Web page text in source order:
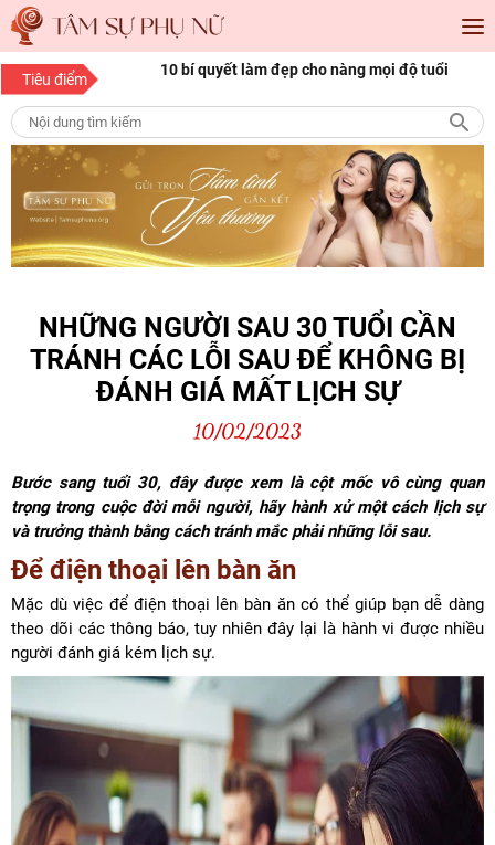
Tiêu điểm
Sài Gòn cho
10 bí quyết làm đẹp cho nàng mọi độ tuổi
NHỮNG NGƯỜI SAU 30 TUỔI CẦN
TRÁNH CÁC LỖI SAU ĐỂ KHÔNG BỊ
ĐÁNH GIÁ MẤT LỊCH SỰ
10/02/2023
Bước sang tuổi 30, đây được xem là cột mốc vô cùng quan
trọng trong cuộc đời mỗi người, hãy hành xử một cách lịch sự
và trưởng thành bằng cách tránh mắc phải những lỗi sau.
Để điện thoại lên bàn ăn
Mặc dù việc để điện thoại lên bàn ăn có thể giúp bạn dễ dàng
theo dõi các thông báo, tuy nhiên đây lại là hành vi được nhiều
người đánh giá kém lịch sự.